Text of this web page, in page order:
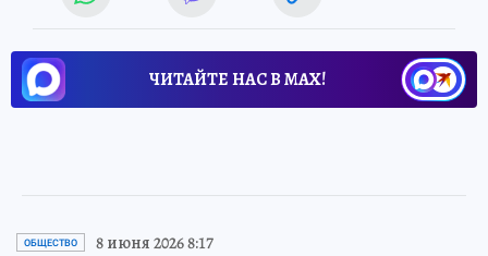
ЧИТАЙТЕ НАС В МАХ!
ОБЩЕСТВО 8 июня 2026 8:17